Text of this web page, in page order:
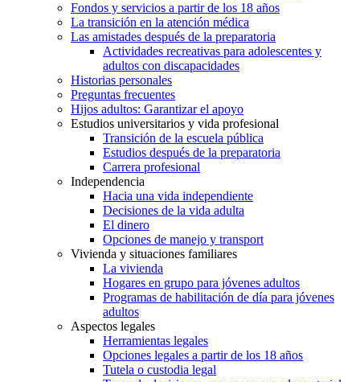
Fondos y servicios a partir de los 18 años
La transición en la atención médica
Las amistades después de la preparatoria
Actividades recreativas para adolescentes y
adultos con discapacidades
Historias personales
Preguntas frecuentes
Hijos adultos: Garantizar el apoyo
Estudios universitarios y vida profesional
Transición de la escuela pública
Estudios después de la preparatoria
Carrera profesional
Independencia
Hacia una vida independiente
Decisiones de la vida adulta
El dinero
Opciones de manejo y transport
Vivienda y situaciones familiares
La vivienda
Hogares en grupo para jóvenes adultos
Programas de habilitación de día para jóvenes
adultos
Aspectos legales
Herramientas legales
Opciones legales a partir de los 18 años
Tutela o custodia legal